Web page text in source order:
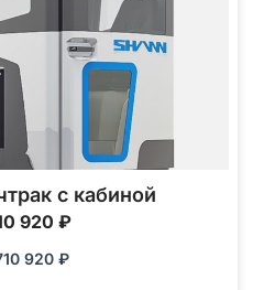
с кабиной
920 ₽
920 ₽